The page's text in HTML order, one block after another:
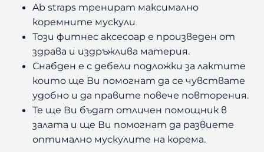
Ab straps тренират максимално
коремните мускули
Този фитнес аксесоар е произведен от
здрава и издръжлива материя.
Снабден е с дебели подложки за лактите
които ще Ви помогнат да се чувствате
удобно и да правите повече повторения.
Те ще Ви бъдат отличен помощник в
залата и ще Ви помогнат да развиете
оптимално мускулите на корема.